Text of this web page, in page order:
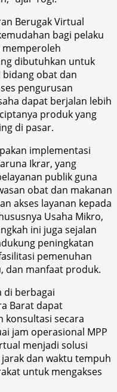
Berugak Virtual
bagi pelaku
memperoleh
dibutuhkan untuk
obat dan
pengurusan
dapat berjalan lebih
produk yang
di pasar.
implementasi
Ikrar, yang
publik guna
obat dan makanan
akses layanan kepada
Usaha Mikro,
ini juga sejalan
peningkatan
pemenuhan
dan manfaat produk.
di berbagai
Barat dapat
konsultasi secara
jam operasional MPP
menjadi solusi
dan waktu tempuh
untuk mengakses